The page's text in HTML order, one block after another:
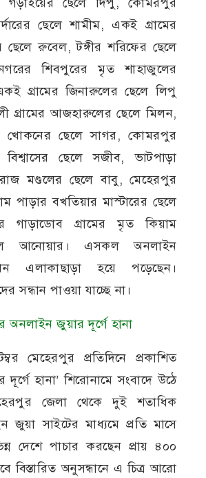
গড়াইয়ের ছেলে দিপু, কোমরপুর
ছেলে শামীম, একই গ্রামের
রুবেল, টঙ্গীর শরিফের ছেলে
শিবপুরের মৃত শাহাজুলের
গ্রামের জিনারুলের ছেলে লিপু
গ্রামের আজহারুলের ছেলে মিলন,
খোকনের ছেলে সাগর, কোমরপুর
বিশ্বাসের ছেলে সজীব, ভাটপাড়া
মণ্ডলের ছেলে বাবু, মেহেরপুর
পাড়ার বখতিয়ার মাস্টারের ছেলে
গাড়াডোব গ্রামের মৃত কিয়াম
আনোয়ার। এসকল অনলাইন
এলাকাছাড়া হয়ে পড়েছেন।
সন্ধান পাওয়া যাচ্ছে না।
অনলাইন জুয়ার দূর্গে হানা
মেহেরপুর প্রতিদিনে প্রকাশিত
হানা’ শিরোনামে সংবাদে উঠে
জেলা থেকে দুই শতাধিক
জুয়া সাইটের মাধ্যমে প্রতি মাসে
দেশে পাচার করছেন প্রায় ৪০০
বিস্তারিত অনুসন্ধানে এ চিত্র আরো